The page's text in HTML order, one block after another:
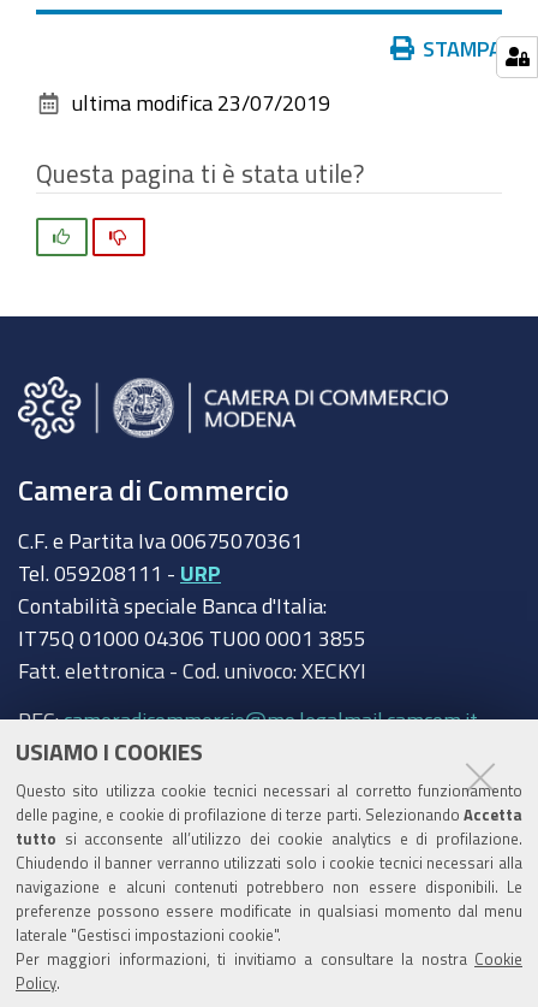
USIAMO I COOKIES
Questo sito utilizza cookie tecnici necessari al corretto funzionamento
delle pagine, e cookie di profilazione di terze parti. Selezionando Accetta
tutto si acconsente all’utilizzo dei cookie analytics e di profilazione.
Chiudendo il banner verranno utilizzati solo i cookie tecnici necessari alla
navigazione e alcuni contenuti potrebbero non essere disponibili. Le
preferenze possono essere modificate in qualsiasi momento dal menu
laterale "Gestisci impostazioni cookie".
Per maggiori informazioni, ti invitiamo a consultare la nostra Cookie
Policy
dimensioni
documento
STAMPA
ultima modifica 23/07/2019
Questa pagina ti è stata utile?
Camera di Commercio
C.F. e Partita Iva 00675070361
Tel. 059208111 - URP
Contabilità speciale Banca d'Italia:
IT75Q 01000 04306 TU00 0001 3855
Fatt. elettronica - Cod. univoco: XECKYI
PEC:cameradicommercio@mo.legalmail.camcom.it
Amministrazione trasparente
Albo Camerale
Pubblicità Legale
Area riservata Amministratori